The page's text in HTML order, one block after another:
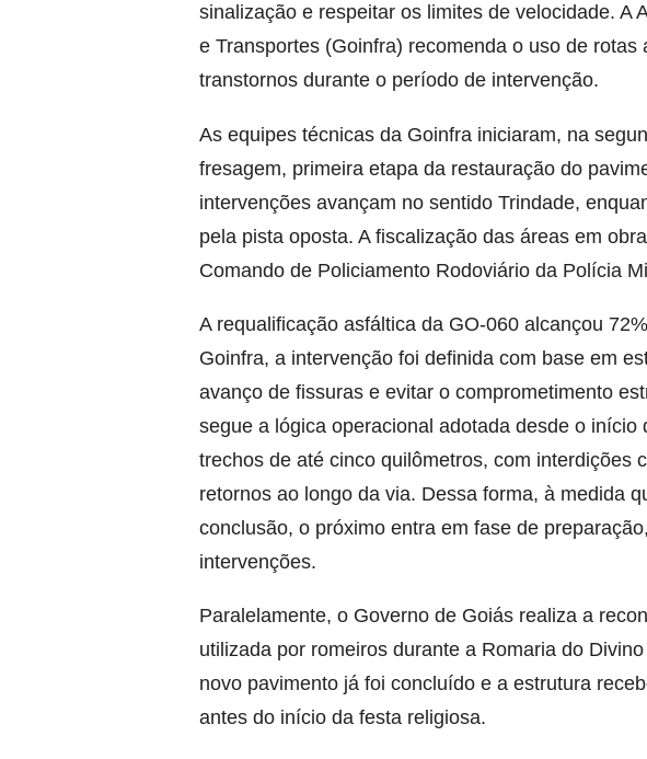
sinalização e respeitar os limites de velocidade. A
e Transportes (Goinfra) recomenda o uso de rotas
transtornos durante o período de intervenção.
As equipes técnicas da Goinfra iniciaram, na
fresagem, primeira etapa da restauração do
intervenções avançam no sentido Trindade,
pela pista oposta. A fiscalização das áreas em
Comando de Policiamento Rodoviário da Polícia
A requalificação asfáltica da GO-060 alcançou
Goinfra, a intervenção foi definida com base em
avanço de fissuras e evitar o comprometimento
segue a lógica operacional adotada desde o início
trechos de até cinco quilômetros, com interdições
retornos ao longo da via. Dessa forma, à medida
conclusão, o próximo entra em fase de
intervenções.
Paralelamente, o Governo de Goiás realiza a
utilizada por romeiros durante a Romaria do
novo pavimento já foi concluído e a estrutura
antes do início da festa religiosa.